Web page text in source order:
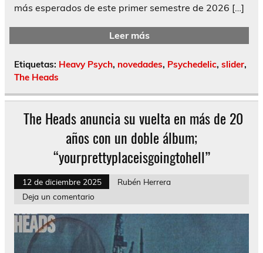
más esperados de este primer semestre de 2026 […]
Leer más
Etiquetas: Heavy Psych, novedades, Psychedelic, slider,
The Heads
The Heads anuncia su vuelta en más de 20
años con un doble álbum;
“yourprettyplaceisgoingtohell”
12 de diciembre 2025
Rubén Herrera
Deja un comentario